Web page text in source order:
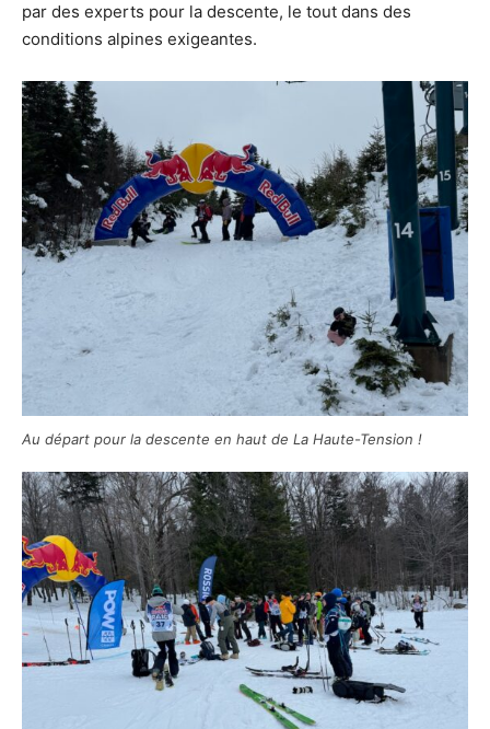
par des experts pour la descente, le tout dans des
conditions alpines exigeantes.
Au départ pour la descente en haut de La Haute-Tension !